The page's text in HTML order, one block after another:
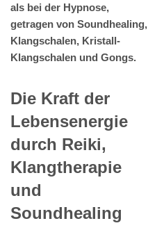
als bei der Hypnose,
getragen von Soundhealing,
Klangschalen, Kristall-
Klangschalen und Gongs.
Die Kraft der
Lebensenergie
durch Reiki,
Klangtherapie
und
Soundhealing